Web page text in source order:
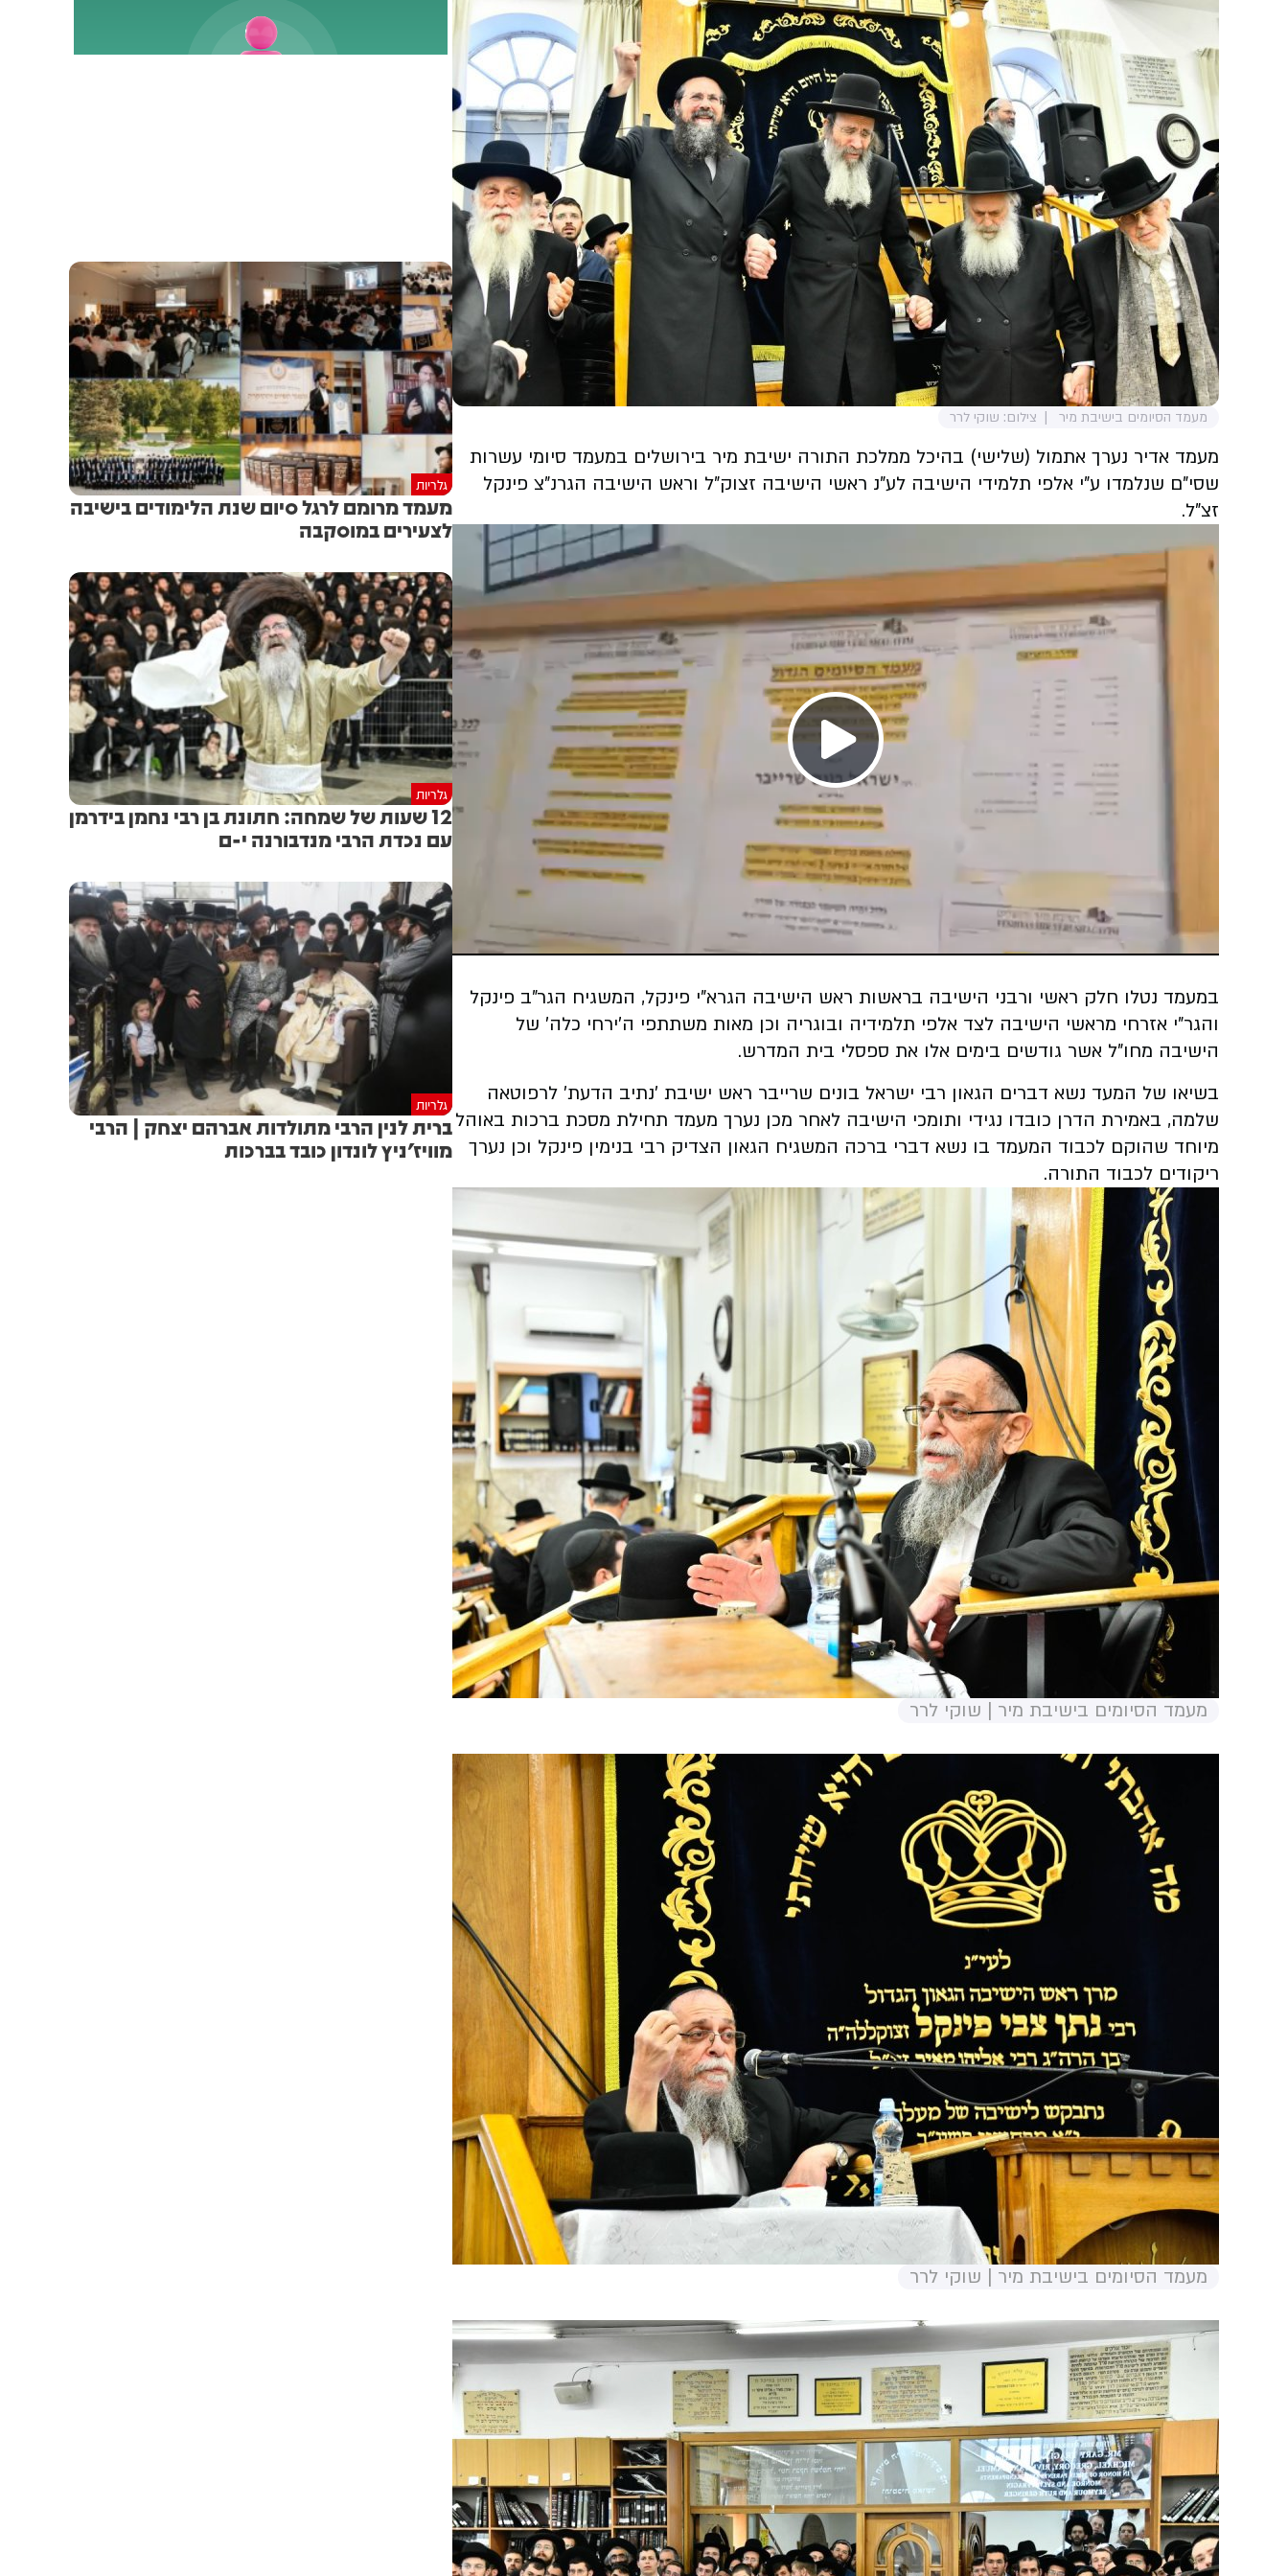
מעמד הסיומים בישיבת מיר צילום: שוקי לרר
מעמד אדיר נערך אתמול (שלישי) בהיכל ממלכת התורה ישיבת מיר בירושלים במעמד סיומי עשרות
שסי"ם שנלמדו ע"י אלפי תלמידי הישיבה לע"נ ראשי הישיבה זצוק"ל וראש הישיבה הגרנ"צ פינקל
זצ"ל.
Play
Video
במעמד נטלו חלק ראשי ורבני הישיבה בראשות ראש הישיבה הגרא"י פינקל, המשגיח הגר"ב פינקל
והגר"י אזרחי מראשי הישיבה לצד אלפי תלמידיה ובוגריה וכן מאות משתתפי ה'ירחי כלה' של
הישיבה מחו"ל אשר גודשים בימים אלו את ספסלי בית המדרש.
בשיאו של המעד נשא דברים הגאון רבי ישראל בונים שרייבר ראש ישיבת 'נתיב הדעת' לרפוטאה
שלמה, באמירת הדרן כובדו נגידי ותומכי הישיבה לאחר מכן נערך מעמד תחילת מסכת ברכות באוהל
מיוחד שהוקם לכבוד המעמד בו נשא דברי ברכה המשגיח הגאון הצדיק רבי בנימין פינקל וכן נערך
ריקודים לכבוד התורה.
מעמד הסיומים בישיבת מיר | שוקי לרר
מעמד הסיומים בישיבת מיר | שוקי לרר
גלריות
מעמד מרומם לרגל סיום שנת הלימודים בישיבה
לצעירים במוסקבה
גלריות
12 שעות של שמחה: חתונת בן רבי נחמן בידרמן
עם נכדת הרבי מנדבורנה י-ם
גלריות
ברית לנין הרבי מתולדות אברהם יצחק | הרבי
מוויז'ניץ לונדון כובד בברכות